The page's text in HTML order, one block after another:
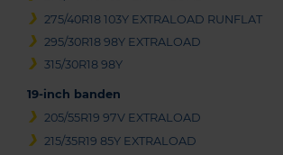
275/40R18 103Y EXTRALOAD RUNFLAT
295/30R18 98Y EXTRALOAD
315/30R18 98Y
19-inch banden
205/55R19 97V EXTRALOAD
215/35R19 85Y EXTRALOAD